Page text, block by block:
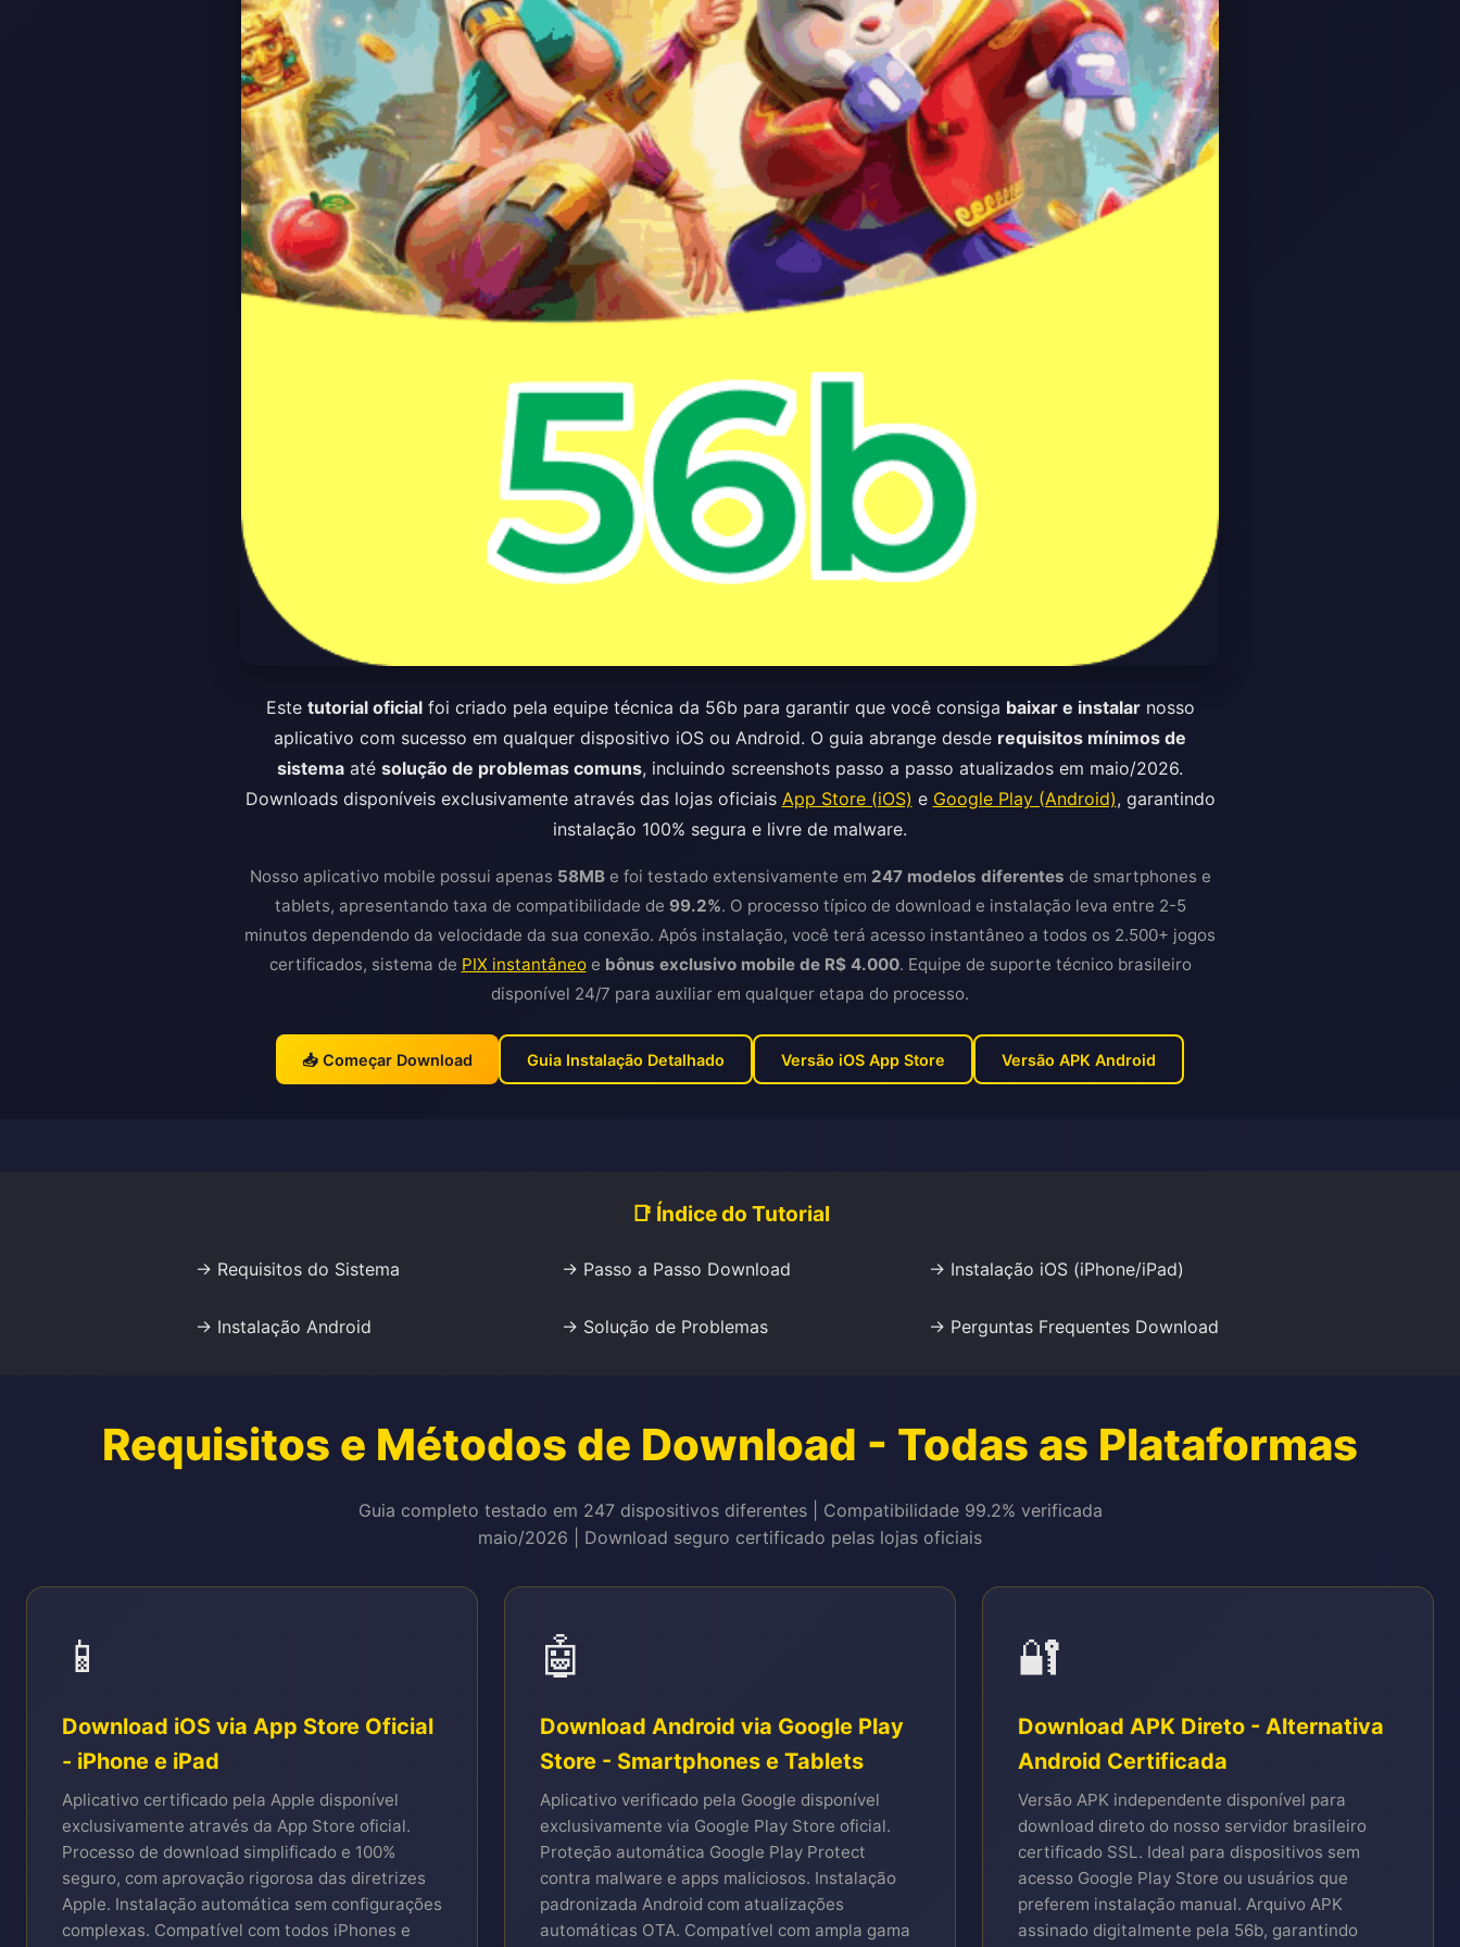
Este tutorial oficialfoi criado pela equipe técnica da 56b para garantir que você consiga baixar e instalarnosso
aplicativo com sucesso em qualquer dispositivo iOS ou Android. O guia abrange desde requisitos mínimos de
sistema até solução de problemas comuns, incluindo screenshots passo a passo atualizados em maio/2026.
Downloads disponíveis exclusivamente através das lojas oficiais App Store (iOS) e Google Play (Android), garantindo
instalação 100% segura e livre de malware.
Nosso aplicativo mobile possui apenas 58MBe foi testado extensivamente em 247 modelos diferentes de smartphones e
tablets, apresentando taxa de compatibilidade de 99.2%. O processo típico de download e instalação leva entre 2-5
minutos dependendo da velocidade da sua conexão. Após instalação, você terá acesso instantâneo a todos os 2.500+ jogos
certificados, sistema de PIX instantâneoe bônus exclusivo mobile de R$ 4.000. Equipe de suporte técnico brasileiro
disponível 24/7 para auxiliar em qualquer etapa do processo.
📥 Começar Download Guia Instalação Detalhado Versão iOS App Store Versão APK Android
📑 Índice do Tutorial
→ Requisitos do Sistema → Passo a Passo Download → Instalação iOS (iPhone/iPad)
→ Instalação Android → Solução de Problemas → Perguntas Frequentes Download
Requisitos e Métodos de Download - Todas as Plataformas
Guia completo testado em 247 dispositivos diferentes | Compatibilidade 99.2% verificada
maio/2026 | Download seguro certificado pelas lojas oficiais
📱
Download iOS via App Store Oficial
- iPhone e iPad
Aplicativo certificado pela Apple disponível
exclusivamente através da App Store oficial.
Processo de download simplificado e 100%
seguro, com aprovação rigorosa das diretrizes
Apple. Instalação automática sem configurações
complexas. Compatível com todos iPhones e
🤖
Download Android via Google Play
Store - Smartphones e Tablets
Aplicativo verificado pela Google disponível
exclusivamente via Google Play Store oficial.
Proteção automática Google Play Protect
contra malware e apps maliciosos. Instalação
padronizada Android com atualizações
automáticas OTA. Compatível com ampla gama
🔐
Download APK Direto - Alternativa
Android Certificada
Versão APK independente disponível para
download direto do nosso servidor brasileiro
certificado SSL. Ideal para dispositivos sem
acesso Google Play Store ou usuários que
preferem instalação manual. Arquivo APK
assinado digitalmente pela 56b, garantindo